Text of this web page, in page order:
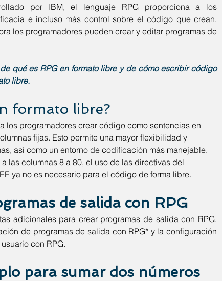
por IBM, el lenguaje RPG proporciona a los
e incluso más control sobre el código que crean.
los programadores pueden crear y editar programas de
qué es RPG en formato libre y de cómo escribir código
libre.
formato libre?
los programadores crear código como sentencias en
fijas. Esto permite una mayor flexibilidad y
así como un entorno de codificación más manejable.
las columnas 8 a 80, el uso de las directivas del
ya no es necesario para el código de forma libre.
de salida con RPG
adicionales para crear programas de salida con RPG.
de programas de salida con RPG* y la configuración
con RPG.
para sumar dos números